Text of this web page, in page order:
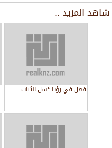
شاهد المزيد ..
فصل في رؤيا غسل الثياب